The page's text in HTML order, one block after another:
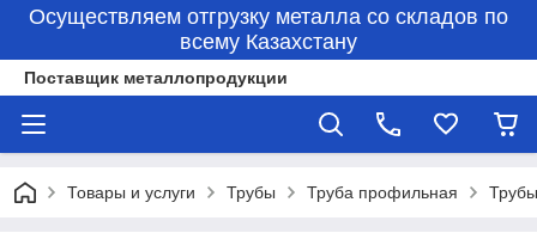
Осуществляем отгрузку металла со складов по
всему Казахстану
Поставщик металлопродукции
Товары и услуги Трубы Труба профильная